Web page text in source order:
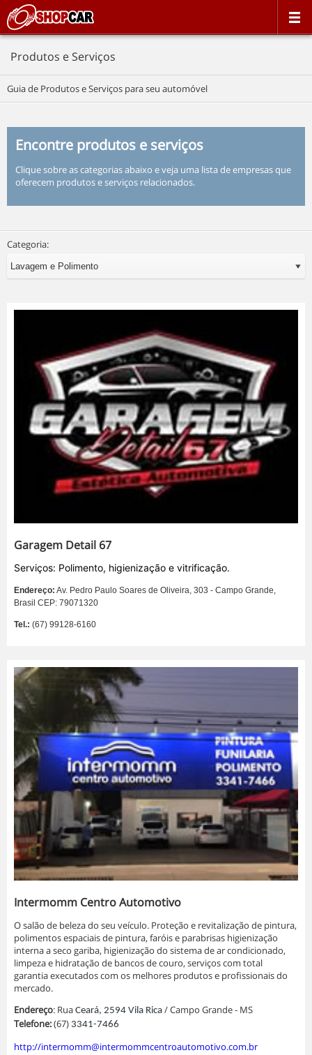
Produtos e Serviços
Guia de Produtos e Serviços para seu automóvel
Encontre produtos e serviços
Clique sobre as categorias abaixo e veja uma lista de empresas que
oferecem produtos e serviços relacionados.
Categoria:
Garagem Detail 67
Serviços: Polimento, higienização e vitrificação.
Endereço: Av. Pedro Paulo Soares de Oliveira, 303 - Campo Grande,
Brasil CEP: 79071320
Tel.: (67) 99128-6160
Intermomm Centro Automotivo
O salão de beleza do seu veículo. Proteção e revitalização de pintura,
polimentos espaciais de pintura, faróis e parabrisas higienização
interna a seco gariba, higienização do sistema de ar condicionado,
limpeza e hidratação de bancos de couro, serviços com total
garantia executados com os melhores produtos e profissionais do
mercado.
Endereço: Rua Ceará, 2594 Vila Rica / Campo Grande - MS
Telefone:(67) 3341-7466
http://intermomm@intermommcentroautomotivo.com.br